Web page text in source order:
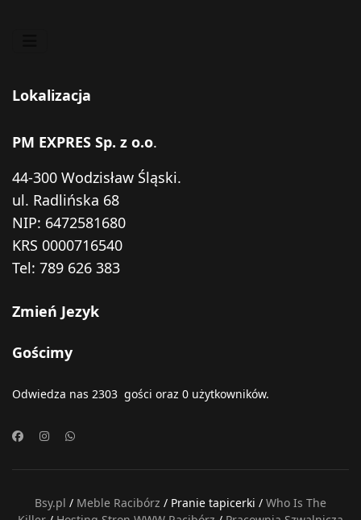
Lokalizacja
PM EXPRES Sp. z o.o.
44-300 Wodzisław Śląski.
ul. Radlińska 68
NIP: 6472581680
KRS 0000716540
Tel: 789 626 383
Zmień Jezyk
Gościmy
Odwiedza nas 2303 gości oraz 0 użytkowników.
Bsy.pl / Meble Racibórz / Pranie tapicerki / Who Is The